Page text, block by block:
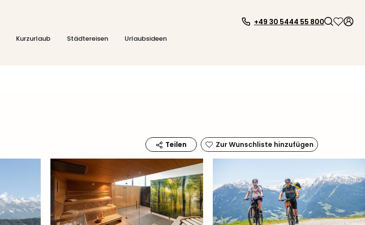
Kurzurlaub Städtereisen
Urlaubsideen
+49 30 5444 55 800
Teilen Zur Wunschliste hinzufügen